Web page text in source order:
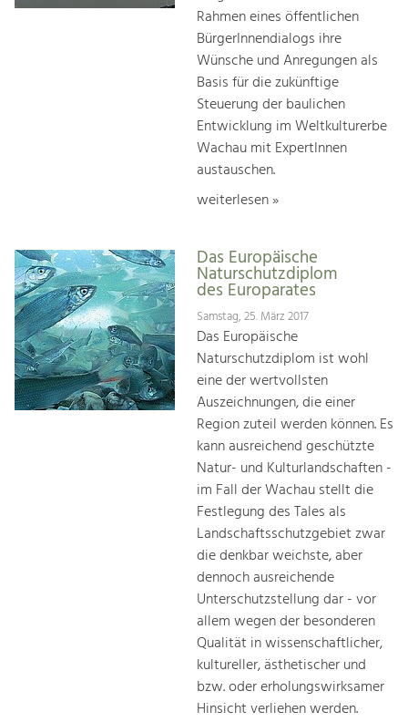
Rahmen eines öffentlichen
BürgerInnendialogs ihre
Wünsche und Anregungen als
Basis für die zukünftige
Steuerung der baulichen
Entwicklung im Weltkulturerbe
Wachau mit ExpertInnen
austauschen.
weiterlesen »
Das Europäische
Naturschutzdiplom
des Europarates
Samstag, 25. März 2017
Das Europäische
Naturschutzdiplom ist wohl
eine der wertvollsten
Auszeichnungen, die einer
Region zuteil werden können. Es
kann ausreichend geschützte
Natur- und Kulturlandschaften -
im Fall der Wachau stellt die
Festlegung des Tales als
Landschaftsschutzgebiet zwar
die denkbar weichste, aber
dennoch ausreichende
Unterschutzstellung dar - vor
allem wegen der besonderen
Qualität in wissenschaftlicher,
kultureller, ästhetischer und
bzw. oder erholungswirksamer
Hinsicht verliehen werden.